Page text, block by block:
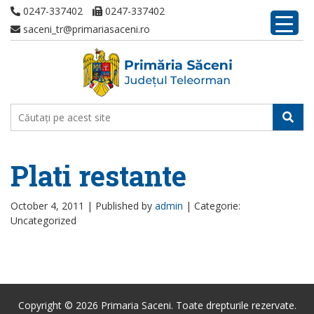
0247-337402
0247-337402
saceni_tr@primariasaceni.ro
Plati restante
October 4, 2011 | Published by admin | Categorie:
Uncategorized
Copyright © 2026 Primaria Saceni. Toate drepturile rezervate.